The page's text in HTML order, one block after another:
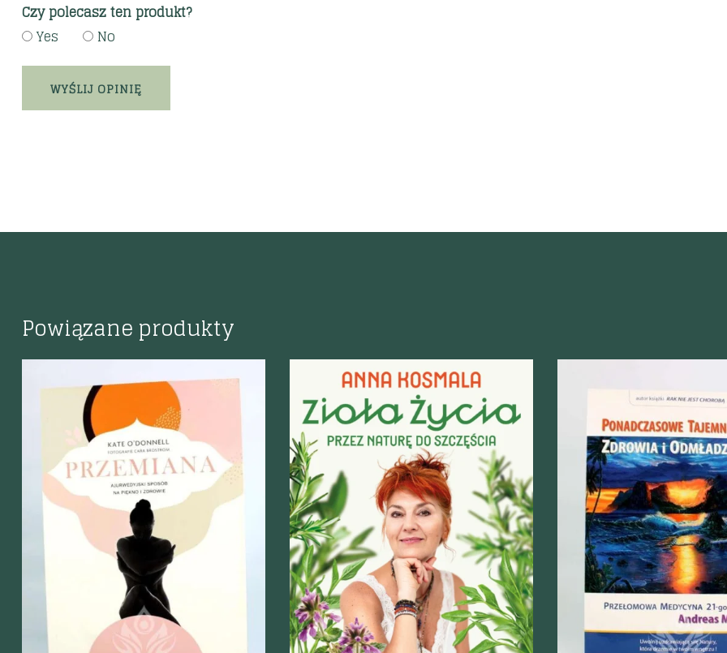
Czy polecasz ten produkt?
Yes
No
Powiązane produkty
Szybki podgląd Szybki podgląd Szybki podgląd